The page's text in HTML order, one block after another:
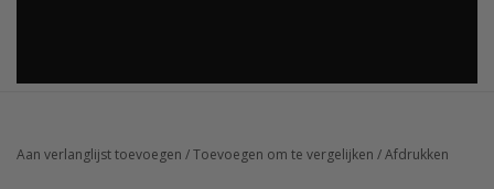
Aan verlanglijst toevoegen /Toevoegen om te vergelijken /Afdrukken